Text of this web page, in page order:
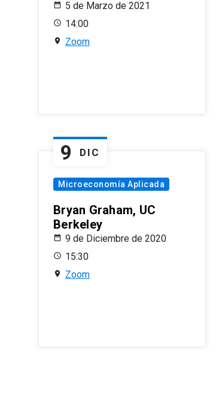
5 de Marzo de 2021
14:00
Zoom
9 DIC
Microeconomía Aplicada
Bryan Graham, UC
Berkeley
9 de Diciembre de 2020
15:30
Zoom